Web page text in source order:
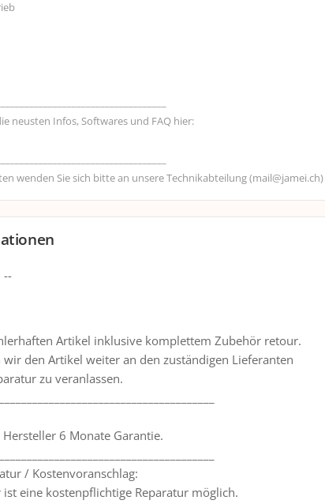
neusten Infos, Softwares und FAQ hier:
wenden Sie sich bitte an unsere Technikabteilung (mail@jamei.ch)
--
Artikel inklusive komplettem Zubehör retour.
den Artikel weiter an den zuständigen Lieferanten
zu veranlassen.
6 Monate Garantie.
/ Kostenvoranschlag:
eine kostenpflichtige Reparatur möglich.